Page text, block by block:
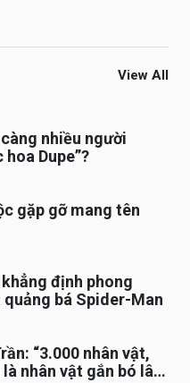
View All
nhiều người
Dupe”?
gặp gỡ mang tên
định phong
bá Spider-Man
“3.000 nhân vật,
nhân vật gắn bó lâu